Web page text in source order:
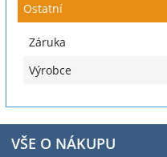
Ostatní
Záruka
Výrobce
VŠE O NÁKUPU